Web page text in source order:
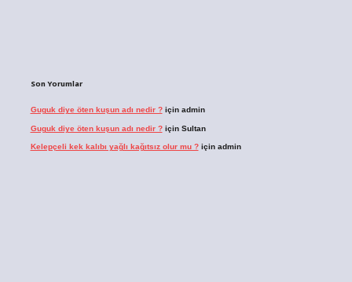
Son Yorumlar
Guguk diye öten kuşun adı nedir ?için admin
Guguk diye öten kuşun adı nedir ?için Sultan
Kelepçeli kek kalıbı yağlı kağıtsız olur mu ?için admin